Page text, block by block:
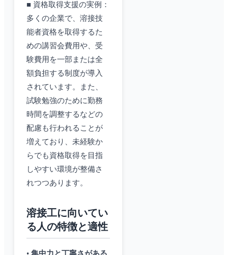
■ 資格取得支援の実例：
多くの企業で、溶接技
能者資格を取得するた
めの講習会費用や、受
験費用を一部または全
額負担する制度が導入
されています。また、
試験勉強のために勤務
時間を調整するなどの
配慮も行われることが
増えており、未経験か
らでも資格取得を目指
しやすい環境が整備さ
れつつあります。
溶接工に向いてい
る人の特徴と適性